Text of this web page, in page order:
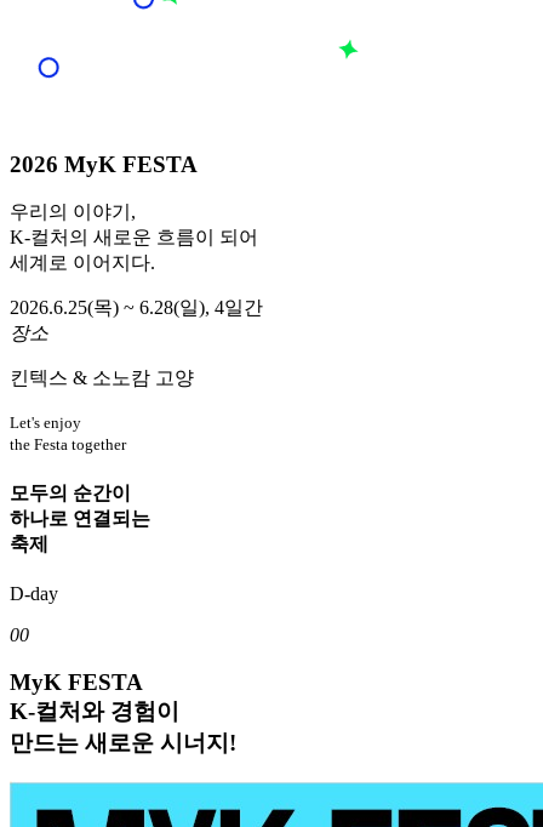
2026 MyK FESTA
우리의 이야기,
K-컬처의 새로운 흐름이 되어
세계로 이어지다.
2026.6.25(목) ~ 6.28(일), 4일간
장소
킨텍스 & 소노캄 고양
Let's enjoy
the Festa together
모두의 순간이
하나로 연결되는
축제
D-day
00
MyK FESTA
K-컬처와 경험이
만드는 새로운 시너지!